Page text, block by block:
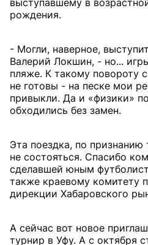
выступавшему в
рождения.
- Могли, наверное,
Валерий Локшин, - но...
пляже. К такому повороту
не готовы - на песке мои
привыкли. Да и «физики»
обходились без замен.
Эта поездка, по
не состояться. Спасибо
сделавшей юным
также краевому комитету
дирекции Хабаровского
А сейчас вот новое
турнир в Уфу. А с октября